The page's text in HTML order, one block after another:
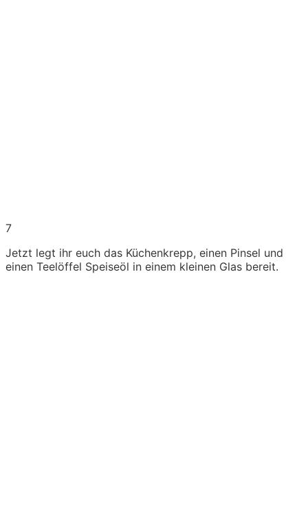
7
Jetzt legt ihr euch das Küchenkrepp, einen Pinsel und
einen Teelöffel Speiseöl in einem kleinen Glas bereit.